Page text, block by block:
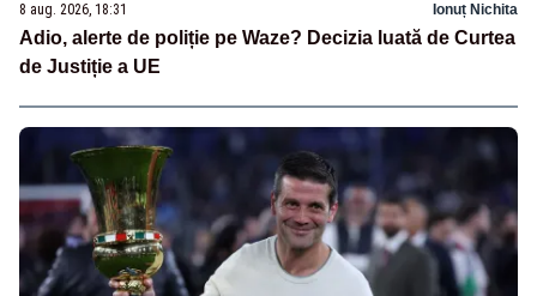
8 aug. 2026, 18:31 Ionuț Nichita
Adio, alerte de poliție pe Waze? Decizia luată de Curtea
de Justiție a UE